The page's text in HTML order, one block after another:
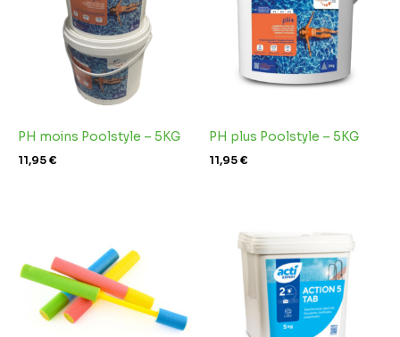
PH moins Poolstyle – 5KG
11,95€
PH plus Poolstyle – 5KG
11,95€